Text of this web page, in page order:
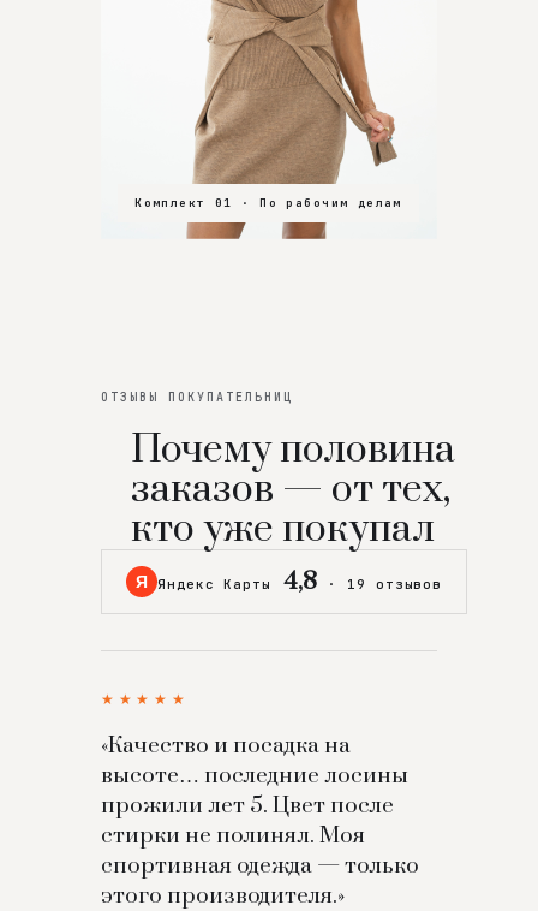
Комплект 01 · По рабочим делам
Комплект 02 · В зал
Комплект 03 · На особенный вечер
ОТЗЫВЫ ПОКУПАТЕЛЬНИЦ
Почему половина
заказов — от тех,
кто уже покупал
Я Яндекс Карты 4,8 · 19 отзывов
★★★★★
«Качество и посадка на
высоте… последние лосины
прожили лет 5. Цвет после
стирки не полинял. Моя
спортивная одежда — только
этого производителя.»